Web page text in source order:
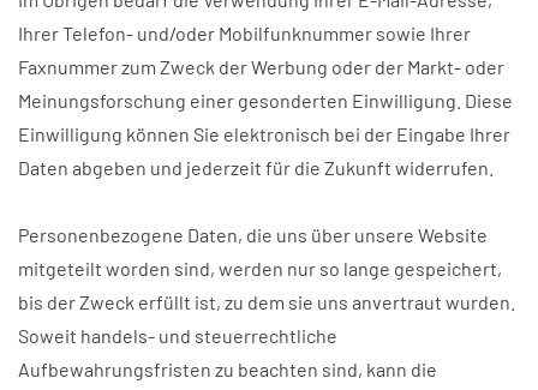
Ihrer Telefon- und/oder Mobilfunknummer sowie Ihrer
Faxnummer zum Zweck der Werbung oder der Markt- oder
Meinungsforschung einer gesonderten Einwilligung. Diese
Einwilligung können Sie elektronisch bei der Eingabe Ihrer
Daten abgeben und jederzeit für die Zukunft widerrufen.
Personenbezogene Daten, die uns über unsere Website
mitgeteilt worden sind, werden nur so lange gespeichert,
bis der Zweck erfüllt ist, zu dem sie uns anvertraut wurden.
Soweit handels- und steuerrechtliche
Aufbewahrungsfristen zu beachten sind, kann die